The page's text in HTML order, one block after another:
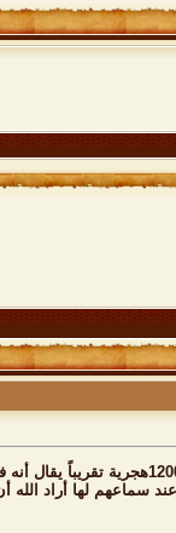
الشيخ سيف الغوينمي من الولامين أحفادة
سماعهم لها أراد